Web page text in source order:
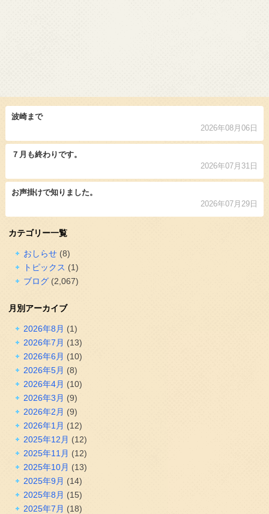
波崎まで
2026年08月06日
７月も終わりです。
2026年07月31日
お声掛けで知りました。
2026年07月29日
カテゴリー一覧
おしらせ(8)
トピックス (1)
ブログ(2,067)
月別アーカイブ
2026年8月 (1)
2026年7月 (13)
2026年6月 (10)
2026年5月 (8)
2026年4月 (10)
2026年3月 (9)
2026年2月 (9)
2026年1月 (12)
2025年12月 (12)
2025年11月 (12)
2025年10月 (13)
2025年9月 (14)
2025年8月 (15)
2025年7月 (18)